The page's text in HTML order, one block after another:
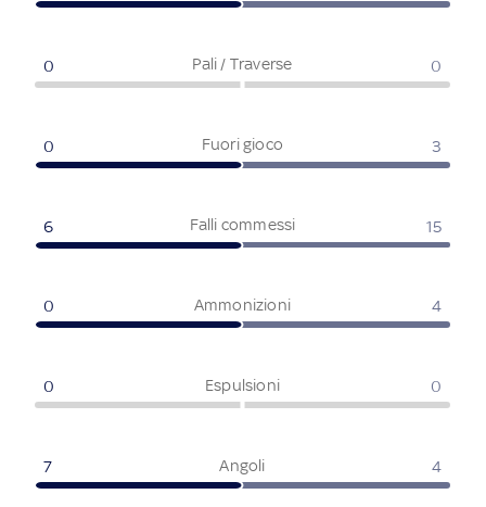
Pali / Traverse
0 0
Fuori gioco
0 3
Falli commessi
6 15
Ammonizioni
0 4
Espulsioni
0 0
Angoli
7 4